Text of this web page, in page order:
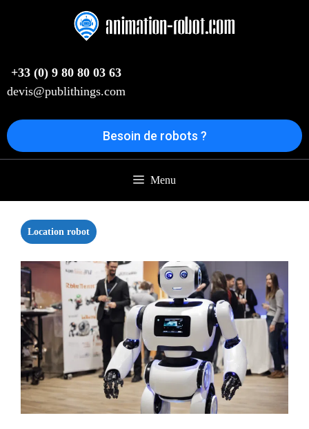
+33 (0) 9 80 80 03 63
devis@publithings.com
Besoin de robots ?
Menu
Location robot